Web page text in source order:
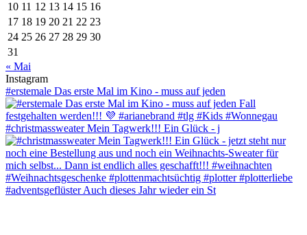
10 11 12 13 14 15 16
17 18 19 20 21 22 23
24 25 26 27 28 29 30
31
« Mai
Instagram
#erstemale Das erste Mal im Kino - muss auf jeden
#christmassweater Mein Tagwerk!!! Ein Glück - j
#adventsgeflüster Auch dieses Jahr wieder ein St